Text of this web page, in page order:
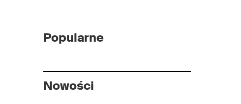
Popularne
Nowości